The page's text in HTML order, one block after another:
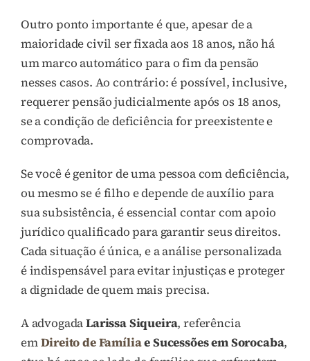
Outro ponto importante é que, apesar de a
maioridade civil ser fixada aos 18 anos, não há
um marco automático para o fim da pensão
nesses casos. Ao contrário: é possível, inclusive,
requerer pensão judicialmente após os 18 anos,
se a condição de deficiência for preexistente e
comprovada.
Se você é genitor de uma pessoa com deficiência,
ou mesmo se é filho e depende de auxílio para
sua subsistência, é essencial contar com apoio
jurídico qualificado para garantir seus direitos.
Cada situação é única, e a análise personalizada
é indispensável para evitar injustiças e proteger
a dignidade de quem mais precisa.
A advogadaLarissa Siqueira, referência
emDireito de Famíliae Sucessões em Sorocaba,